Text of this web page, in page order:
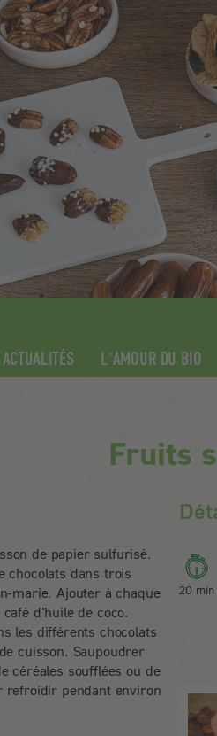
ACTUALITÉS L'AMOUR DU BIO
Fruits
20 min
de papier sulfurisé.
chocolats dans trois
marie. Ajouter à chaque
d'huile de coco.
les différents chocolats
cuisson. Saupoudrer
céréales soufflées ou de
refroidir pendant environ